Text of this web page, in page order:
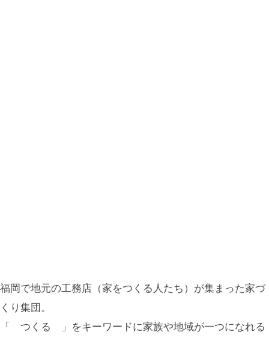
福岡で地元の工務店（家をつくる人たち）が集まった家づ
くり集団。
「 つくる 」をキーワードに家族や地域が一つになれる